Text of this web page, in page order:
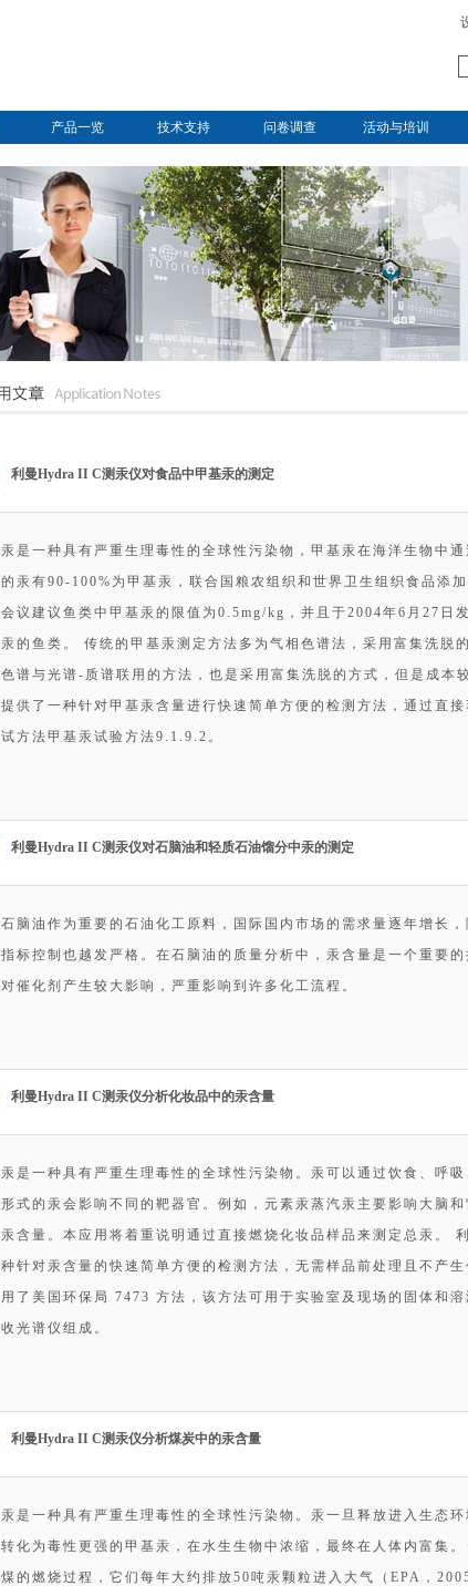
产品一览 技术支持 问卷调查 活动与培训
利曼Hydra II C测汞仪对食品中甲基汞的测定
汞是一种具有严重生理毒性的全球性污染物，甲基汞在海洋生物中
的汞有90-100%为甲基汞，联合国粮农组织和世界卫生组织食品添
会议建议鱼类中甲基汞的限值为0.5mg/kg，并且于2004年6月27日
汞的鱼类。 传统的甲基汞测定方法多为气相色谱法，采用富集洗脱
色谱与光谱-质谱联用的方法，也是采用富集洗脱的方式，但是成
提供了一种针对甲基汞含量进行快速简单方便的检测方法，通过直
试方法甲基汞试验方法9.1.9.2。
利曼Hydra II C测汞仪对石脑油和轻质石油馏分中汞的测定
石脑油作为重要的石油化工原料，国际国内市场的需求量逐年增长
指标控制也越发严格。在石脑油的质量分析中，汞含量是一个重要
对催化剂产生较大影响，严重影响到许多化工流程。
利曼Hydra II C测汞仪分析化妆品中的汞含量
汞是一种具有严重生理毒性的全球性污染物。汞可以通过饮食、呼
形式的汞会影响不同的靶器官。例如，元素汞蒸汽汞主要影响大脑
汞含量。本应用将着重说明通过直接燃烧化妆品样品来测定总汞。
种针对汞含量的快速简单方便的检测方法，无需样品前处理且不产
用了美国环保局 7473 方法，该方法可用于实验室及现场的固体和
收光谱仪组成。
利曼Hydra II C测汞仪分析煤炭中的汞含量
汞是一种具有严重生理毒性的全球性污染物。汞一旦释放进入生态
转化为毒性更强的甲基汞，在水生生物中浓缩，最终在人体内富集
煤的燃烧过程，它们每年大约排放50吨汞颗粒进入大气（EPA，